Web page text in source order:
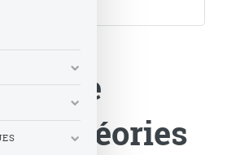
et Théories